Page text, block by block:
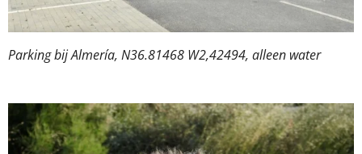
Parking bij Almería, N36.81468 W2,42494, alleen water